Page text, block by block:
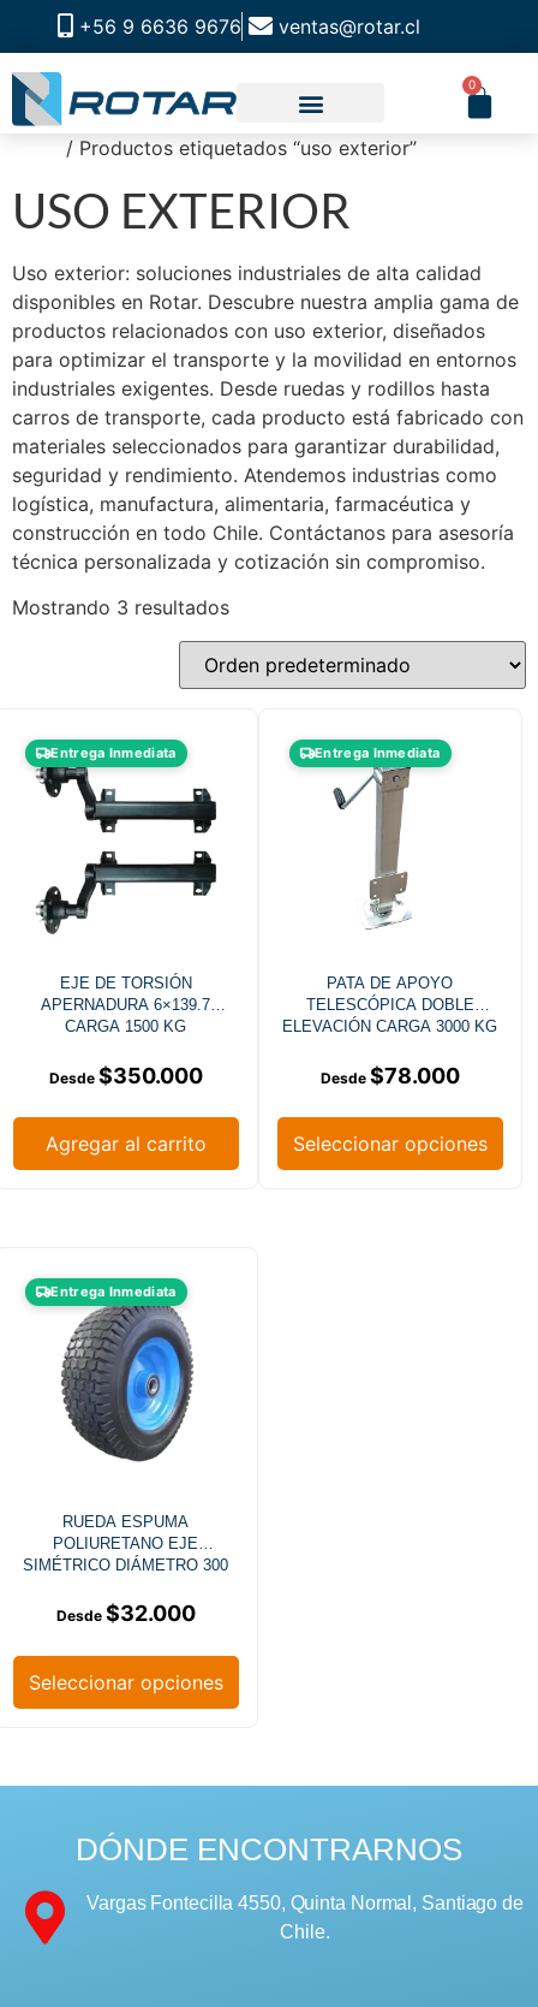
+56 9 6636 9676 ventas@rotar.cl
0
/ Productos etiquetados “uso exterior”
USO EXTERIOR
Uso exterior: soluciones industriales de alta calidad
disponibles en Rotar. Descubre nuestra amplia gama de
productos relacionados con uso exterior, diseñados
para optimizar el transporte y la movilidad en entornos
industriales exigentes. Desde ruedas y rodillos hasta
carros de transporte, cada producto está fabricado con
materiales seleccionados para garantizar durabilidad,
seguridad y rendimiento. Atendemos industrias como
logística, manufactura, alimentaria, farmacéutica y
construcción en todo Chile. Contáctanos para asesoría
técnica personalizada y cotización sin compromiso.
Mostrando 3 resultados
Entrega Inmediata
EJE DE TORSIÓN
APERNADURA 6×139.7
CARGA 1500 KG
$350.000
Agregar al carrito
Entrega Inmediata
PATA DE APOYO
TELESCÓPICA DOBLE
ELEVACIÓN CARGA 3000 KG
$78.000
Seleccionar opciones
Entrega Inmediata
RUEDA ESPUMA
POLIURETANO EJE
SIMÉTRICO DIÁMETRO 300
$32.000
Seleccionar opciones
DÓNDE ENCONTRARNOS
Vargas Fontecilla 4550, Quinta Normal, Santiago de
Chile.